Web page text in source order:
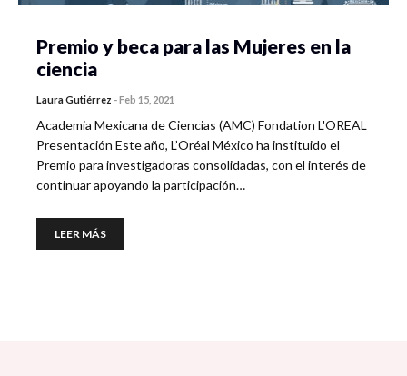
Premio y beca para las Mujeres en la
ciencia
Laura Gutiérrez -Feb 15, 2021
Academia Mexicana de Ciencias (AMC) Fondation L'OREAL
Presentación Este año, L’Oréal México ha instituido el
Premio para investigadoras consolidadas, con el interés de
continuar apoyando la participación…
LEER MÁS